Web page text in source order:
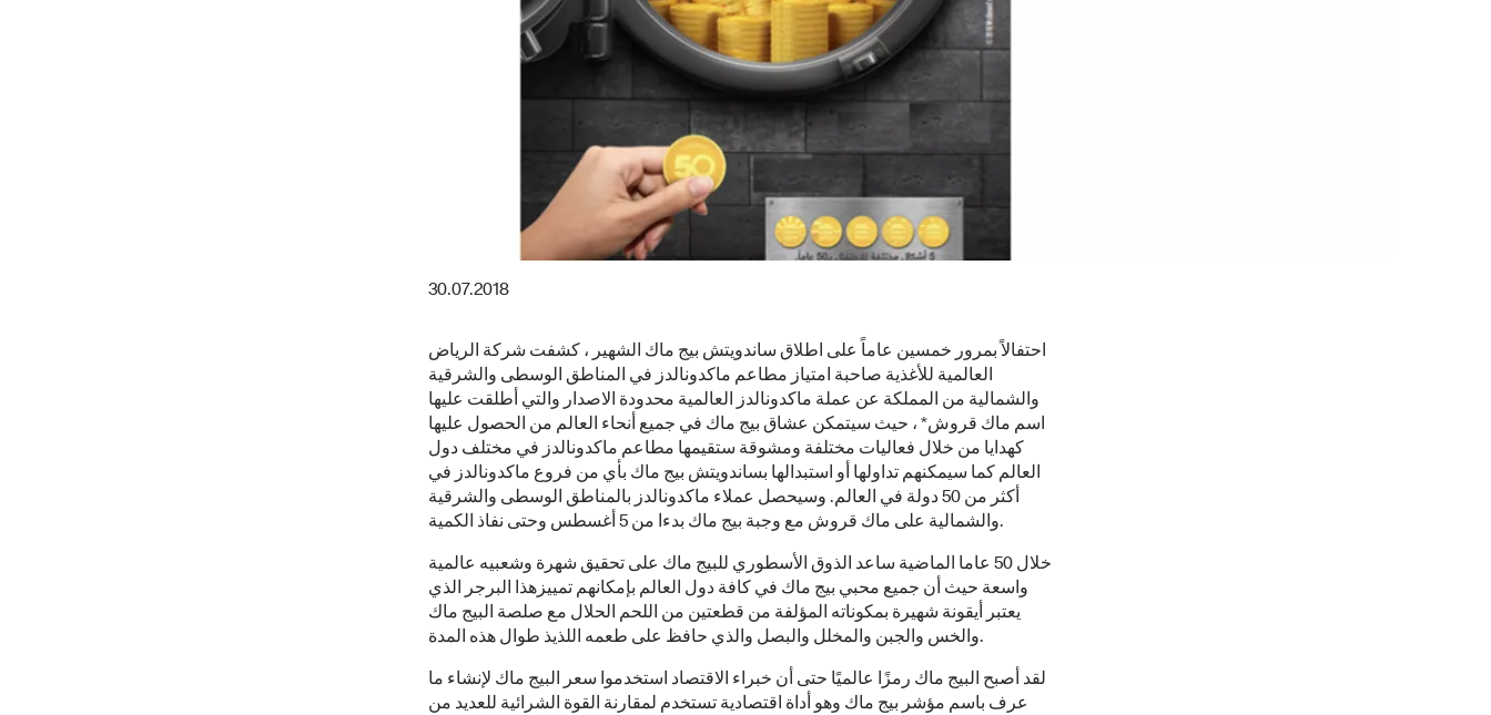
30.07.2018
احتفالاً بمرور خمسين عاماً على اطلاق ساندويتش بيج ماك الشهير ، كشفت شركة الرياض
العالمية للأغذية صاحبة امتياز مطاعم ماكدونالدز في المناطق الوسطى والشرقية
والشمالية من المملكة عن عملة ماكدونالدز العالمية محدودة الاصدار والتي أطلقت عليها
اسم ماك قروش* ، حيث سيتمكن عشاق بيج ماك في جميع أنحاء العالم من الحصول عليها
كهدايا من خلال فعاليات مختلفة ومشوقة ستقيمها مطاعم ماكدونالدز في مختلف دول
العالم كما سيمكنهم تداولها أو استبدالها بساندويتش بيج ماك بأي من فروع ماكدونالدز في
أكثر من 50 دولة في العالم. وسيحصل عملاء ماكدونالدز بالمناطق الوسطى والشرقية
والشمالية على ماك قروش مع وجبة بيج ماك بدءا من 5 أغسطس وحتى نفاذ الكمية.
خلال 50 عاما الماضية ساعد الذوق الأسطوري للبيج ماك على تحقيق شهرة وشعبيه عالمية
واسعة حيث أن جميع محبي بيج ماك في كافة دول العالم بإمكانهم تمييزهذا البرجر الذي
يعتبر أيقونة شهيرة بمكوناته المؤلفة من قطعتين من اللحم الحلال مع صلصة البيج ماك
والخس والجبن والمخلل والبصل والذي حافظ على طعمه اللذيذ طوال هذه المدة.
لقد أصبح البيج ماك رمزًا عالميًا حتى أن خبراء الاقتصاد استخدموا سعر البيج ماك لإنشاء ما
عرف باسم مؤشر بيج ماك وهو أداة اقتصادية تستخدم لمقارنة القوة الشرائية للعديد من